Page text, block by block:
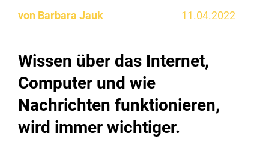
von Barbara Jauk 11.04.2022
Wissen über das Internet,
Computer und wie
Nachrichten funktionieren,
wird immer wichtiger.